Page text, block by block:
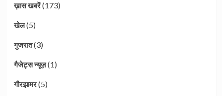
ख़ास खबरें(173)
खेल(5)
गुजरात(3)
गैजेट्स न्यूज़(1)
गौरझामर(5)